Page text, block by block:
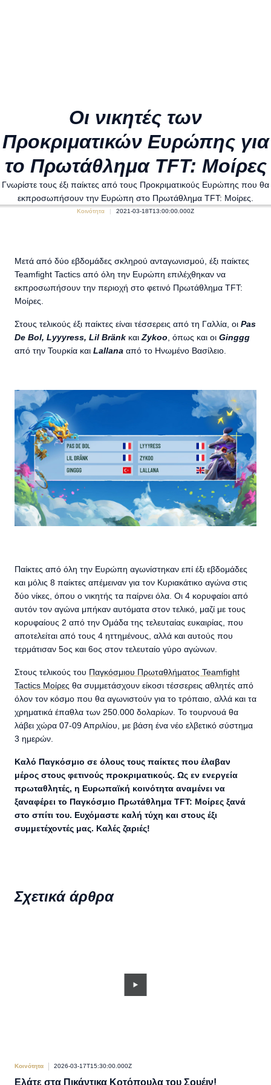
Οι νικητές των
Προκριματικών Ευρώπης για
το Πρωτάθλημα TFT: Μοίρες
Γνωρίστε τους έξι παίκτες από τους Προκριματικούς Ευρώπης που θα
εκπροσωπήσουν την Ευρώπη στο Πρωτάθλημα TFT: Μοίρες.
Κοινότητα 2021-03-18T13:00:00.000Z
Μετά από δύο εβδομάδες σκληρού ανταγωνισμού, έξι παίκτες
Teamfight Tactics από όλη την Ευρώπη επιλέχθηκαν να
εκπροσωπήσουν την περιοχή στο φετινό Πρωτάθλημα TFT:
Μοίρες.
Στους τελικούς έξι παίκτες είναι τέσσερεις από τη Γαλλία, οι Pas
De Bol, Lyyyress, Lil Bränk και Zykoo , όπως και οι Ginggg
από την Τουρκία και Lallana από το Ηνωμένο Βασίλειο.
Παίκτες από όλη την Ευρώπη αγωνίστηκαν επί έξι εβδομάδες
και μόλις 8 παίκτες απέμειναν για τον Κυριακάτικο αγώνα στις
δύο νίκες, όπου ο νικητής τα παίρνει όλα. Οι 4 κορυφαίοι από
αυτόν τον αγώνα μπήκαν αυτόματα στον τελικό, μαζί με τους
κορυφαίους 2 από την Ομάδα της τελευταίας ευκαιρίας, που
αποτελείται από τους 4 ηττημένους, αλλά και αυτούς που
τερμάτισαν 5ος και 6ος στον τελευταίο γύρο αγώνων.
Στους τελικούς του Παγκόσμιου Πρωταθλήματος Teamfight
Tactics Μοίρες θα συμμετάσχουν είκοσι τέσσερεις αθλητές από
όλον τον κόσμο που θα αγωνιστούν για το τρόπαιο, αλλά και τα
χρηματικά έπαθλα των 250.000 δολαρίων. Το τουρνουά θα
λάβει χώρα 07-09 Απριλίου, με βάση ένα νέο ελβετικό σύστημα
3 ημερών.
Καλό Παγκόσμιο σε όλους τους παίκτες που έλαβαν
μέρος στους φετινούς προκριματικούς. Ως εν ενεργεία
πρωταθλητές, η Ευρωπαϊκή κοινότητα αναμένει να
ξαναφέρει το Παγκόσμιο Πρωτάθλημα TFT: Μοίρες ξανά
στο σπίτι του. Ευχόμαστε καλή τύχη και στους έξι
συμμετέχοντές μας. Καλές ζαριές!
Σχετικά άρθρα
Κοινότητα 2026-03-17T15:30:00.000Z
Ελάτε στα Πικάντικα Κοτόπουλα του Σουέιν!